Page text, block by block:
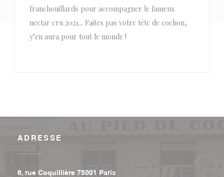
franchouillards pour accompagner le fameux
nectar cru 2021... Faites pas votre tête de cochon,
y’en aura pour tout le monde !
ADRESSE
6, rue Coquillière 75001 Paris